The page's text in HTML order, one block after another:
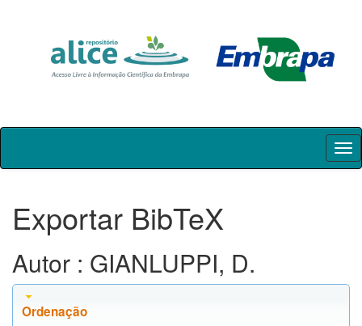
Skip
Exportar BibTeX
Autor : GIANLUPPI, D.
Ordenação